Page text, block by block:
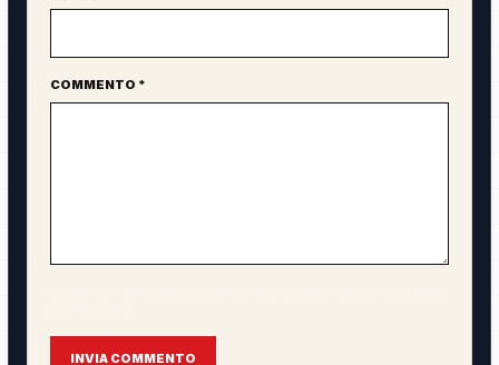
COMMENTO *
INVIA COMMENTO